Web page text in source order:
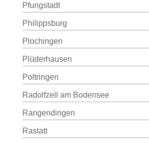
Pfungstadt
Philippsburg
Plochingen
Plüderhausen
Poltringen
Radolfzell am Bodensee
Rangendingen
Rastatt